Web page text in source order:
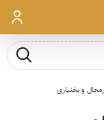
ورود
جست و
و بختیاری